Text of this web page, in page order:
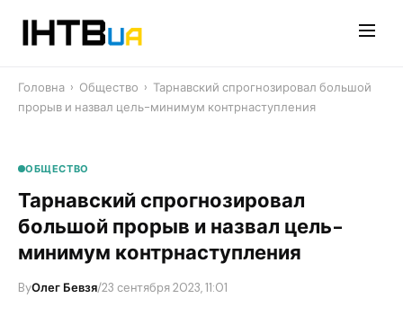
Головна › Общество › Тарнавский спрогнозировал большой
прорыв и назвал цель-минимум контрнаступления
ОБЩЕСТВО
Тарнавский спрогнозировал
большой прорыв и назвал цель-
минимум контрнаступления
ByОлег Бевзя/23 сентября 2023, 11:01